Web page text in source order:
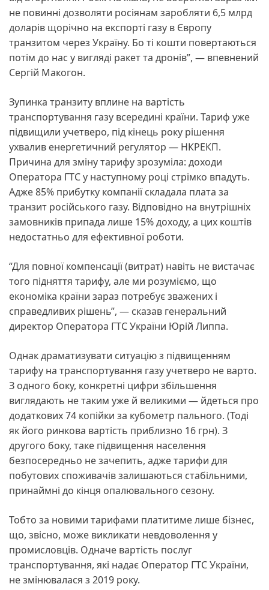
не повинні дозволяти росіянам заробляти 6,5 млрд
доларів щорічно на експорті газу в Європу
транзитом через Україну. Бо ті кошти повертаються
потім до нас у вигляді ракет та дронів”, — впевнений
Сергій Макогон.
Зупинка транзиту вплине на вартість
транспортування газу всередині країни. Тариф уже
підвищили учетверо, під кінець року рішення
ухвалив енергетичний регулятор — НКРЕКП.
Причина для зміну тарифу зрозуміла: доходи
Оператора ГТС у наступному році стрімко впадуть.
Адже 85% прибутку компанії складала плата за
транзит російського газу. Відповідно на внутрішніх
замовників припада лише 15% доходу, а цих коштів
недостатньо для ефективної роботи.
“Для повної компенсації (витрат) навіть не вистачає
того підняття тарифу, але ми розуміємо, що
економіка країни зараз потребує зважених і
справедливих рішень”, — сказав генеральний
директор Оператора ГТС України Юрій Липпа.
Однак драматизувати ситуацію з підвищенням
тарифу на транспортування газу учетверо не варто.
З одного боку, конкретні цифри збільшення
виглядають не таким уже й великими — йдеться про
додаткових 74 копійки за кубометр пального. (Тоді
як його ринкова вартість приблизно 16 грн). З
другого боку, таке підвищення населення
безпосередньо не зачепить, адже тарифи для
побутових споживачів залишаються стабільними,
принаймні до кінця опалювального сезону.
Тобто за новими тарифами платитиме лише бізнес,
що, звісно, може викликати невдоволення у
промисловців. Одначе вартість послуг
транспортування, які надає Оператор ГТС України,
не змінювалася з 2019 року.